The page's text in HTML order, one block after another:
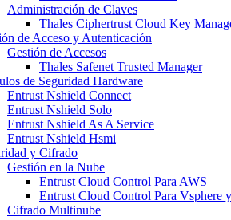
Administración de Claves
Thales Ciphertrust Cloud Key
de Acceso y Autenticación
Gestión de Accesos
Thales Safenet Trusted Manager
de Seguridad Hardware
Entrust Nshield Connect
Entrust Nshield Solo
Entrust Nshield As A Service
Entrust Nshield Hsmi
y Cifrado
Gestión en la Nube
Entrust Cloud Control Para AWS
Entrust Cloud Control Para Vsphere
Cifrado Multinube